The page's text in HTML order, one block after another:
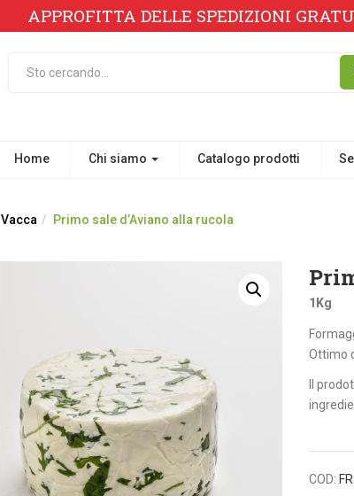
APPROFITTA DELLE SPEDIZIONI
Home Chi siamo Catalogo prodotti
Vacca Primo sale d’Aviano alla rucola
1Kg
Ottimo
Il
COD: